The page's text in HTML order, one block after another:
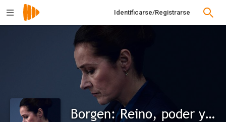
Identificarse/Registrarse
Borgen: Reino, poder y gloria